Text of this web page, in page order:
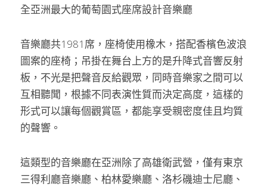
全亞洲最大的葡萄園式座席設計音樂廳
音樂廳共1981席，座椅使用橡木，搭配香檳色波浪
圖案的座椅；吊掛在舞台上方的是升降式音響反射
板，不光是把聲音反給觀眾，同時音樂家之間可以
互相聽聞，根據不同表演性質而決定高度，這樣的
形式可以讓每個觀賞區，都能享受親密度佳且均質
的聲響。
這類型的音樂廳在亞洲除了高雄衛武營，僅有東京
三得利廳音樂廳、柏林愛樂廳、洛杉磯迪士尼廳、